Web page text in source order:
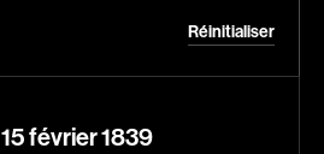
Réinitialiser
15 février 1839